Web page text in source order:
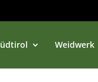
Weidwerk